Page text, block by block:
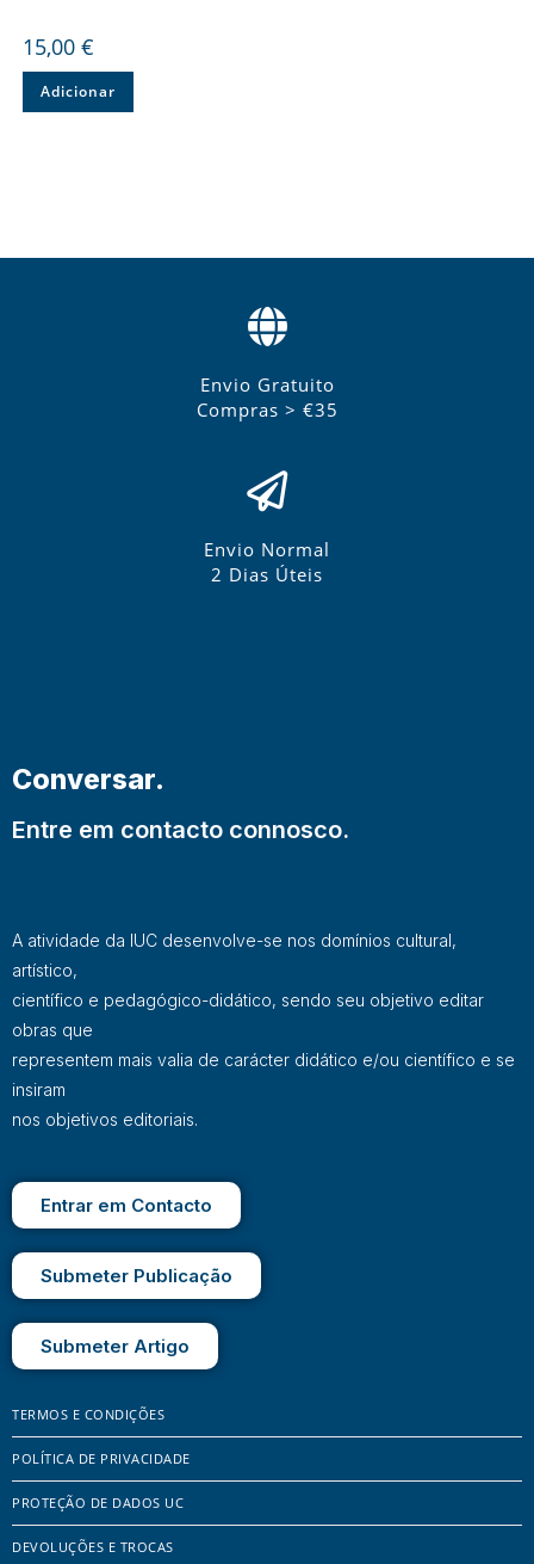
15,00 €
Adicionar
Envio Gratuito
Compras > €35
Envio Normal
2 Dias Úteis
Conversar.
Entre em contacto connosco.
A atividade da IUC desenvolve-se nos domínios cultural,
artístico,
científico e pedagógico-didático, sendo seu objetivo editar
obras que
representem mais valia de carácter didático e/ou científico e se
insiram
nos objetivos editoriais.
Entrar em Contacto
Submeter Publicação
Submeter Artigo
TERMOS E CONDIÇÕES
POLÍTICA DE PRIVACIDADE
PROTEÇÃO DE DADOS UC
DEVOLUÇÕES E TROCAS